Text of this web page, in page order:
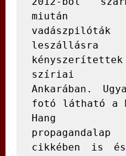
miután
vadászpilóták
leszállásra
szíriai
Ankarában.
fotó látható a
Hang
cikkében is